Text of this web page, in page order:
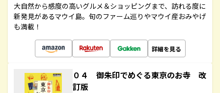
大自然から感度の高いグルメ＆ショッピングまで、訪れる度に
新発見があるマウイ島。旬のファーム巡りやマウイ産おみやげ
も満載！
詳細を見る
０４ 御朱印でめぐる東京のお寺 改
訂版